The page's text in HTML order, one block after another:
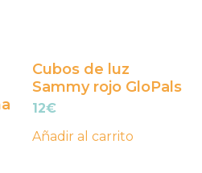
Cubos de luz
Sammy rojo GloPals
12€
Añadir al carrito